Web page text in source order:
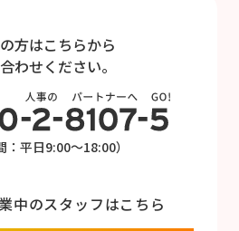
方はこちらから
わせください。
：平日9:00～18:00）
中のスタッフはこちら